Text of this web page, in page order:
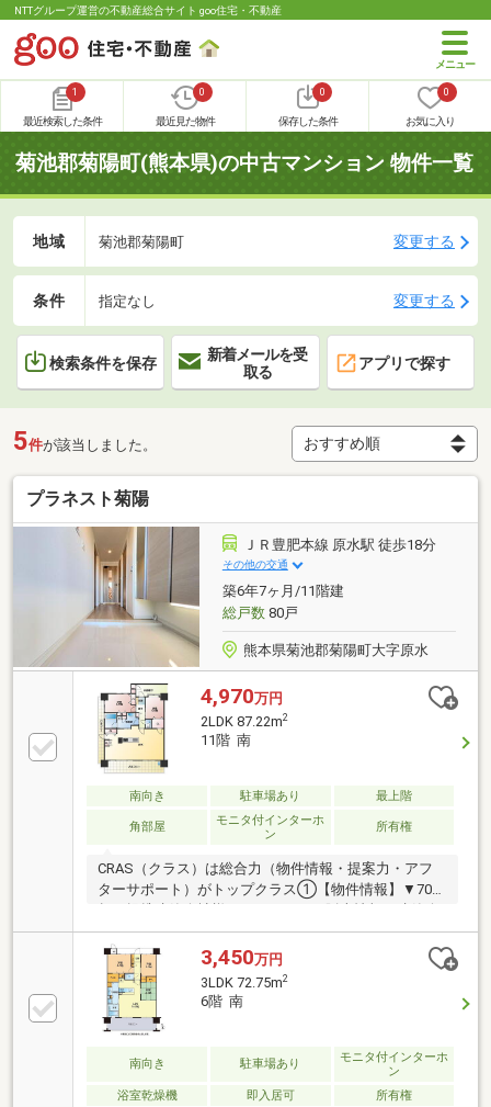
NTTグループ運営の不動産総合サイト goo住宅・不動産
1
最近検索した条件
0
最近見た物件
0
保存した条件
0
お気に入り
菊池郡菊陽町(熊本県)の中古マンション 物件一覧
地域 菊池郡菊陽町 変更する
条件 指定なし 変更する
検索条件を保存
新着メールを受
取る
アプリで探す
5件が該当しました。
プラネスト菊陽
ＪＲ豊肥本線 原水駅 徒歩18分
その他の交通
築6年7ヶ月/11階建
総戸数80戸
熊本県菊池郡菊陽町大字原水
4,970万円
2LDK 87.22m2
11階 南
南向き 駐車場あり 最上階
角部屋
モニタ付インターホ
ン
所有権
CRAS（クラス）は総合力（物件情報・提案力・アフ
ターサポート）がトップクラス①【物件情報】▼70社
超の提携建築会社様モデルハウスの販売情報や建築会
社様保有の土地情報有り！▼関連会社の新着・未公開
物件情報②【提案力】▼住宅ローン金融機関様の比較
や住宅ローンの審査のコツも把握！▼後悔しないため
のライフプランシミュレーションFPへの家計の見直し
相談も可能！【アフターサポート】▼税金面等のアド
バイス資金贈与（援助）や住宅ローン控除のご案内や
ご相談もお任せ！▼お引渡し後のアフターサポートお
引渡し後のメンテナンス（リフォーム）、将来的な売
却・賃貸等の運用サポート！
3,450万円
3LDK 72.75m2
6階 南
南向き 駐車場あり
モニタ付インターホ
ン
浴室乾燥機
即入居可 所有権